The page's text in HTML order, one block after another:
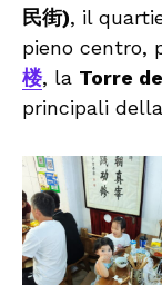
民街), il
pieno centro,
楼, la Torre
principali